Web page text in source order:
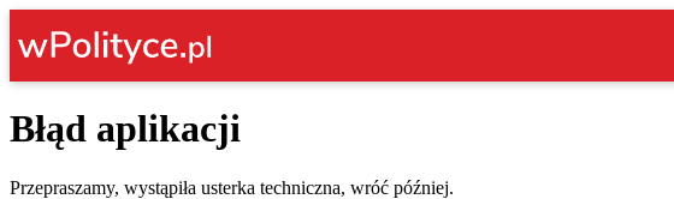
Błąd aplikacji
Przepraszamy, wystąpiła usterka techniczna, wróć później.